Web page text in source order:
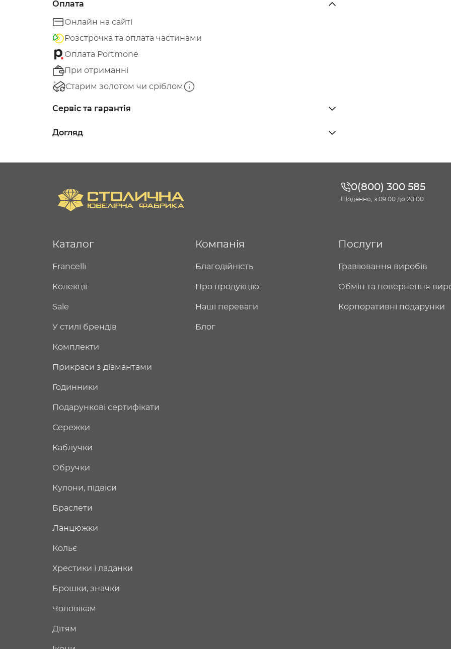
Оплата
Онлайн на сайті
Розстрочка та оплата частинами
Оплата Portmone
При отриманні
Старим золотом чи сріблом
Сервіс та гарантія
Догляд
0(800) 300 585
Щоденно, з 09:00 до 20:00
Каталог
Francelli
Колекції
Sale
У стилі брендів
Комплекти
Прикраси з діамантами
Годинники
Подарункові сертифікати
Сережки
Каблучки
Обручки
Кулони, підвіси
Браслети
Ланцюжки
Кольє
Хрестики і ладанки
Брошки, значки
Чоловікам
Дітям
Компанія
Благодійність
Про продукцію
Наші переваги
Блог
Послуги
Гравіювання виробів
Обмін та повернення
Корпоративні подарунки